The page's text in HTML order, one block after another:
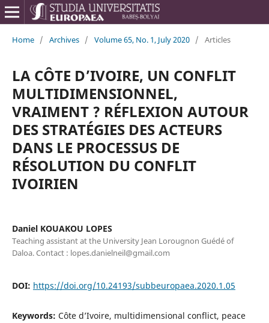
Home / Archives / Volume 65, No. 1, July 2020 / Articles
LA CÔTE D’IVOIRE, UN CONFLIT
MULTIDIMENSIONNEL,
VRAIMENT ? RÉFLEXION AUTOUR
DES STRATÉGIES DES ACTEURS
DANS LE PROCESSUS DE
RÉSOLUTION DU CONFLIT
IVOIRIEN
Daniel KOUAKOU LOPES
Teaching assistant at the University Jean Lorougnon Guédé of
Daloa. Contact : lopes.danielneil@gmail.com
DOI: https://doi.org/10.24193/subbeuropaea.2020.1.05
Keywords: Côte d’Ivoire, multidimensional conflict, peace